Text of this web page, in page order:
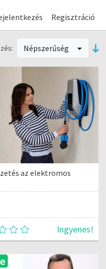
Regisztráció
Népszerűség
az elektromos
Ingyenes!